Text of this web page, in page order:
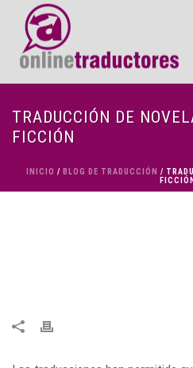
TRADUCCIÓN DE
FICCIÓN
INICIO / BLOG DE TRADUCCIÓN /
FICCIÓN